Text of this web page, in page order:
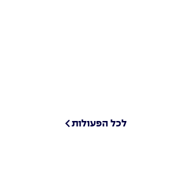
לכל הפעולות